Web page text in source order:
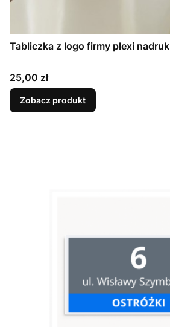
Tabliczka z logo firmy plexi nadruk
Cena
25,00 zł
Zobacz produkt